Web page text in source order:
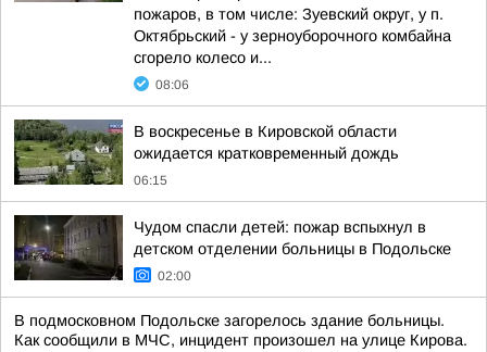
пожаров, в том числе: Зуевский округ, у п.
Октябрьский - у зерноуборочного комбайна
сгорело колесо и...
08:06
В воскресенье в Кировской области
ожидается кратковременный дождь
06:15
Чудом спасли детей: пожар вспыхнул в
детском отделении больницы в Подольске
02:00
В подмосковном Подольске загорелось здание больницы.
Как сообщили в МЧС, инцидент произошел на улице Кирова.